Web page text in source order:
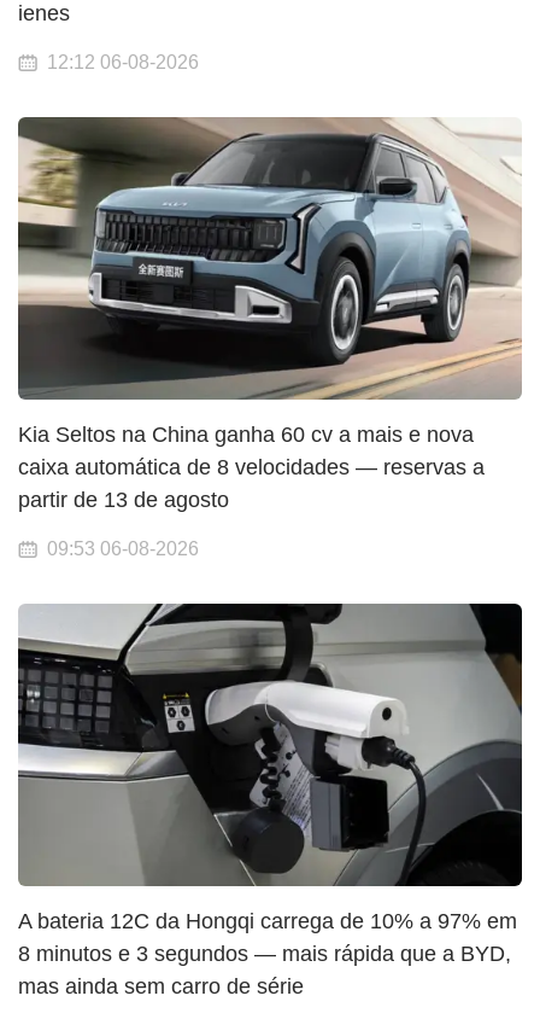
ienes
12:12 06-08-2026
Kia Seltos na China ganha 60 cv a mais e nova
caixa automática de 8 velocidades — reservas a
partir de 13 de agosto
09:53 06-08-2026
A bateria 12C da Hongqi carrega de 10% a 97% em
8 minutos e 3 segundos — mais rápida que a BYD,
mas ainda sem carro de série